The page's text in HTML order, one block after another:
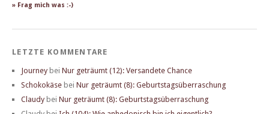
» Frag mich was :-)
LETZTE KOMMENTARE
Journey bei Nur geträumt (12): Versandete Chance
Schokokäse bei Nur geträumt (8): Geburtstagsüberraschung
Claudy bei Nur geträumt (8): Geburtstagsüberraschung